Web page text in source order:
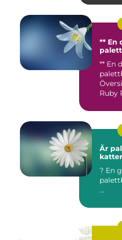
** En
** En
Är
katter
? En grundlig översikt: Är
...